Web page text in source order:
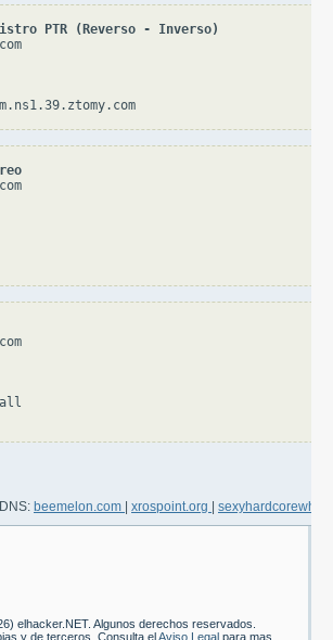
PTR (Reverso - Inverso)
beemelon.com xrospoint.org
elhacker.NET. Algunos derechos reservados.
y de terceros. Consulta el Aviso Legal para mas